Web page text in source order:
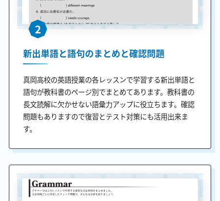
2
新出単語と語句のまとめと確認問題
真岡高校の英語授業の各レッスンで学習する新出単語と
語句が教科書のページ別でまとめてあります。教科書の
長文読解に欠かせない語彙力アップに役立ちます。確認
問題もありますので復習とテスト対策にも活用出来ま
す。